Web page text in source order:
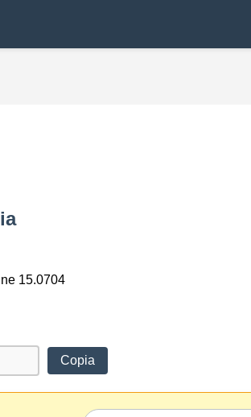
15.0704
Copia